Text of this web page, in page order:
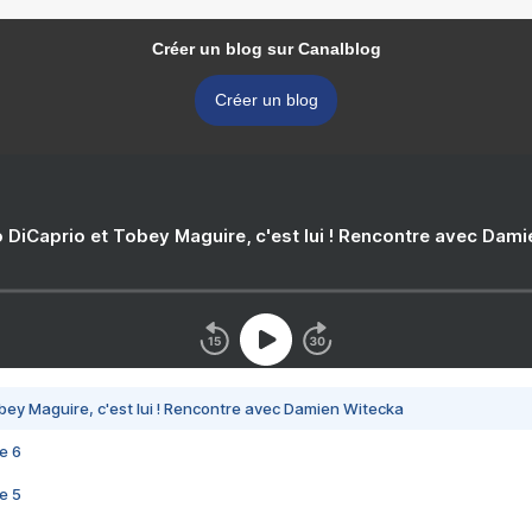
Créer un blog sur Canalblog
Créer un blog
DiCaprio et Tobey Maguire, c'est lui ! Rencontre avec
Maguire, c'est lui ! Rencontre avec Damien Witecka
6
5